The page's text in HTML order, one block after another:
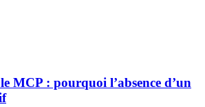
MCP : pourquoi l’absence d’un